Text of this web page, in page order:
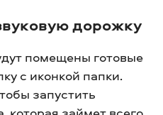
дорожку
помещены готовые
с иконкой папки.
запустить